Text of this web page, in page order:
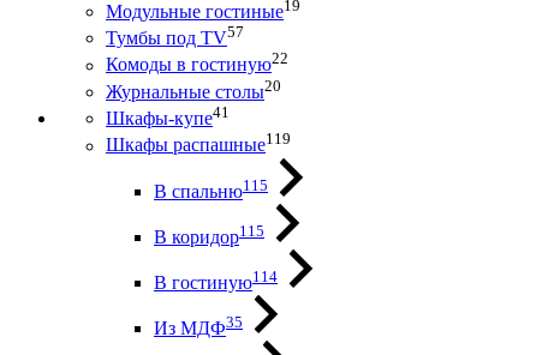
Модульные гостиные19
Тумбы под ТV57
Комоды в гостиную22
Журнальные столы20
Шкафы-купе41
Шкафы распашные119
В спальню115
В коридор115
В гостиную114
Из МДФ35